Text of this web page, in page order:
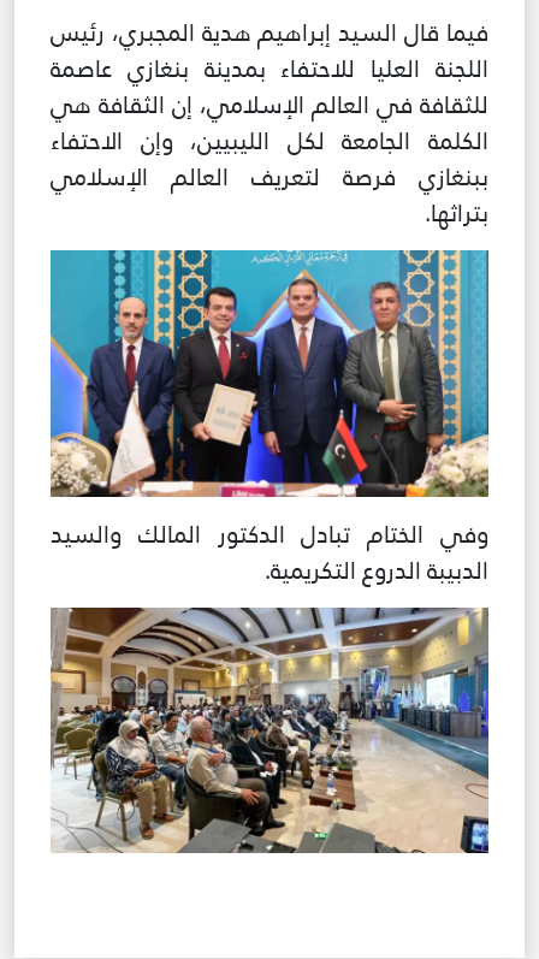
غير راض للغاية
فيما قال السيد إبراهيم هدية المجبري، رئيس
اللجنة العليا للاحتفاء بمدينة بنغازي عاصمة
للثقافة في العالم الإسلامي، إن الثقافة هي
الكلمة الجامعة لكل الليبيين، وإن الاحتفاء
ببنغازي فرصة لتعريف العالم الإسلامي
بتراثها.
وفي الختام تبادل الدكتور المالك والسيد
الدبيبة الدروع التكريمية.